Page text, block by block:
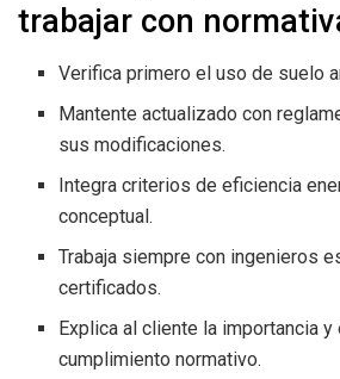
trabajar con
Verifica primero el uso de suelo
Mantente actualizado con
sus modificaciones.
Integra criterios de eficiencia
conceptual.
Trabaja siempre con ingenieros
certificados.
Explica al cliente la importancia
cumplimiento normativo.